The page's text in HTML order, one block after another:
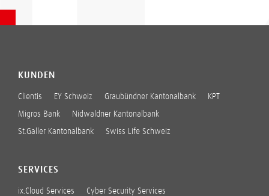
KUNDEN
Clientis EY Schweiz Graubündner Kantonalbank KPT
Migros Bank Nidwaldner Kantonalbank
St.Galler Kantonalbank Swiss Life Schweiz
SERVICES
ix.Cloud Services Cyber Security Services